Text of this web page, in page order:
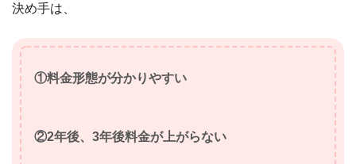
決め手は、
①料金形態が分かりやすい
②2年後、3年後料金が上がらない